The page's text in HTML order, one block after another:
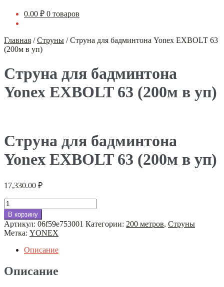
0.00 ₽ 0 товаров
Главная /Струны /Струна для бадминтона Yonex EXBOLT 63
(200м в уп)
Струна для бадминтона
Yonex EXBOLT 63 (200м в уп)
Струна для бадминтона
Yonex EXBOLT 63 (200м в уп)
17,330.00 ₽
Количество
товара
Струна
для
бадминтона
Yonex
EXBOLT
63
(200м
В корзину
Артикул: 06f59e753001 Категории: 200 метров, Струны
Метка: YONEX
Описание
Описание